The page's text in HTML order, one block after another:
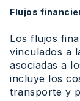
Flujos
Los flujos
vinculados a
asociadas a
incluye los
transporte y